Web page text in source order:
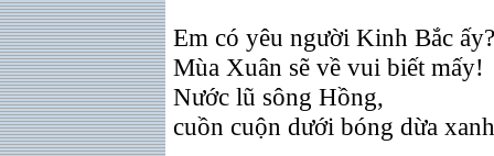
Em có yêu người Kinh Bắc ấy?
Mùa Xuân sẽ về vui biết mấy!
Nước lũ sông Hồng,
cuồn cuộn dưới bóng dừa